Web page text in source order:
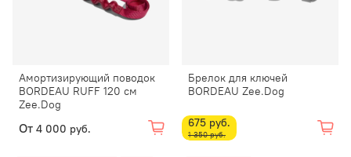
Амортизирующий поводок
BORDEAU RUFF 120 см
Zee.Dog
От 4 000 руб.
Брелок для ключей
BORDEAU Zee.Dog
675 руб.
1 350 руб.